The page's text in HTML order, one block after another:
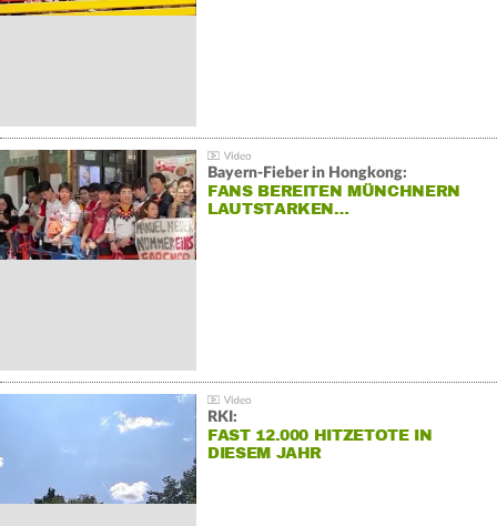
Bayern-Fieber in Hongkong:
FANS BEREITEN MÜNCHNERN
LAUTSTARKEN…
RKI:
FAST 12.000 HITZETOTE IN
DIESEM JAHR